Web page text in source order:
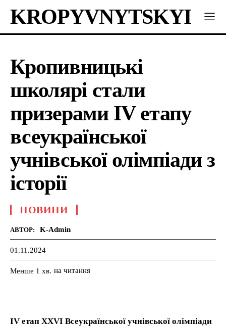
KROPYVNYTSKYI
Кропивницькі
школярі стали
призерами IV етапу
всеукраїнської
учнівської олімпіади з
історії
НОВИНИ
АВТОР: K-Admin
01.11.2024
Менше 1 хв. на читання
IV етап XXVI Всеукраїнської учнівської олімпіади